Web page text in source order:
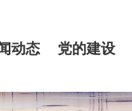
动态 党的建设